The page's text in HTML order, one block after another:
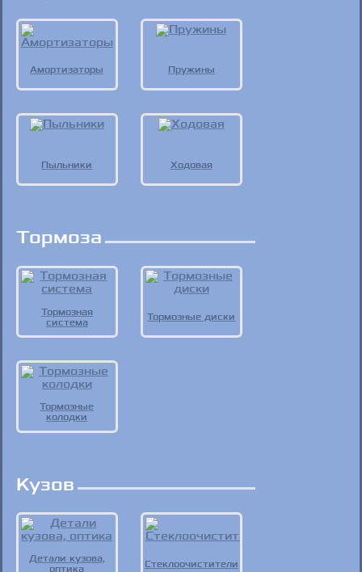
Амортизаторы Пружины
Пыльники Ходовая
Тормоза
Тормозная
система
Тормозные диски
Тормозные
колодки
Кузов
Детали кузова,
оптика
Стеклоочистители